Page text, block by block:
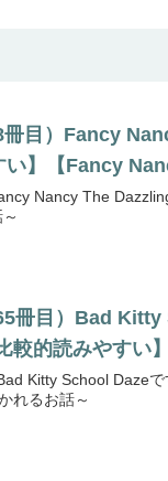
冊目）Fancy
】【Fancy
Nancy The
冊目）Bad
較的読みやすい】
Kitty School Daze
れるお話～